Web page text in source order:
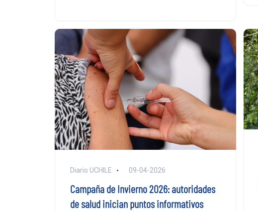
Diario UCHILE 09-04-2026
Campaña de Invierno 2026: autoridades
de salud inician puntos informativos